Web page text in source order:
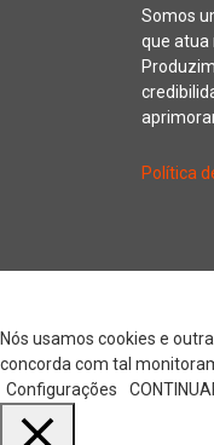
Somos
que atua
Política
Nós usamos cookies e
concorda com tal
Configurações